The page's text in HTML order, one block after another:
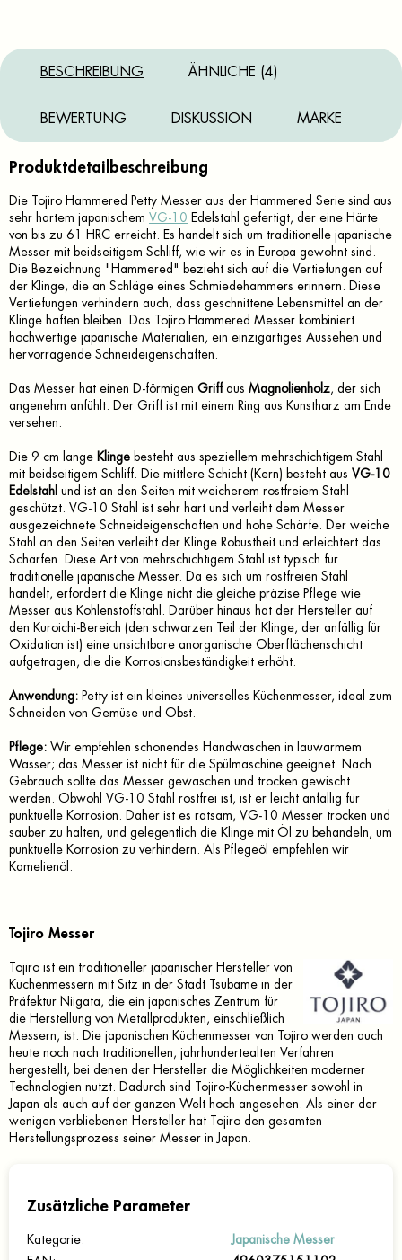
BESCHREIBUNG ÄHNLICHE (4)
BEWERTUNG DISKUSSION MARKE
Produktdetailbeschreibung
Die Tojiro Hammered Petty Messer aus der Hammered Serie sind aus
sehr hartem japanischem VG-10 Edelstahl gefertigt, der eine Härte
von bis zu 61 HRC erreicht. Es handelt sich um traditionelle japanische
Messer mit beidseitigem Schliff, wie wir es in Europa gewohnt sind.
Die Bezeichnung "Hammered" bezieht sich auf die Vertiefungen auf
der Klinge, die an Schläge eines Schmiedehammers erinnern. Diese
Vertiefungen verhindern auch, dass geschnittene Lebensmittel an der
Klinge haften bleiben. Das Tojiro Hammered Messer kombiniert
hochwertige japanische Materialien, ein einzigartiges Aussehen und
hervorragende Schneideigenschaften.
Das Messer hat einen D-förmigen Griffaus Magnolienholz, der sich
angenehm anfühlt. Der Griff ist mit einem Ring aus Kunstharz am Ende
versehen.
Die 9 cm lange Klinge besteht aus speziellem mehrschichtigem Stahl
mit beidseitigem Schliff. Die mittlere Schicht (Kern) besteht aus VG-10
Edelstahl und ist an den Seiten mit weicherem rostfreiem Stahl
geschützt. VG-10 Stahl ist sehr hart und verleiht dem Messer
ausgezeichnete Schneideigenschaften und hohe Schärfe. Der weiche
Stahl an den Seiten verleiht der Klinge Robustheit und erleichtert das
Schärfen. Diese Art von mehrschichtigem Stahl ist typisch für
traditionelle japanische Messer. Da es sich um rostfreien Stahl
handelt, erfordert die Klinge nicht die gleiche präzise Pflege wie
Messer aus Kohlenstoffstahl. Darüber hinaus hat der Hersteller auf
den Kuroichi-Bereich (den schwarzen Teil der Klinge, der anfällig für
Oxidation ist) eine unsichtbare anorganische Oberflächenschicht
aufgetragen, die die Korrosionsbeständigkeit erhöht.
Anwendung: Petty ist ein kleines universelles Küchenmesser, ideal zum
Schneiden von Gemüse und Obst.
Pflege: Wir empfehlen schonendes Handwaschen in lauwarmem
Wasser; das Messer ist nicht für die Spülmaschine geeignet. Nach
Gebrauch sollte das Messer gewaschen und trocken gewischt
werden. Obwohl VG-10 Stahl rostfrei ist, ist er leicht anfällig für
punktuelle Korrosion. Daher ist es ratsam, VG-10 Messer trocken und
sauber zu halten, und gelegentlich die Klinge mit Öl zu behandeln, um
punktuelle Korrosion zu verhindern. Als Pflegeöl empfehlen wir
Kamelienöl.
Tojiro Messer
Tojiro ist ein traditioneller japanischer Hersteller von
Küchenmessern mit Sitz in der Stadt Tsubame in der
Präfektur Niigata, die ein japanisches Zentrum für
die Herstellung von Metallprodukten, einschließlich
Messern, ist. Die japanischen Küchenmesser von Tojiro werden auch
heute noch nach traditionellen, jahrhundertealten Verfahren
hergestellt, bei denen der Hersteller die Möglichkeiten moderner
Technologien nutzt. Dadurch sind Tojiro-Küchenmesser sowohl in
Japan als auch auf der ganzen Welt hoch angesehen. Als einer der
wenigen verbliebenen Hersteller hat Tojiro den gesamten
Herstellungsprozess seiner Messer in Japan.
Zusätzliche Parameter
Kategorie:
Japanische Messer